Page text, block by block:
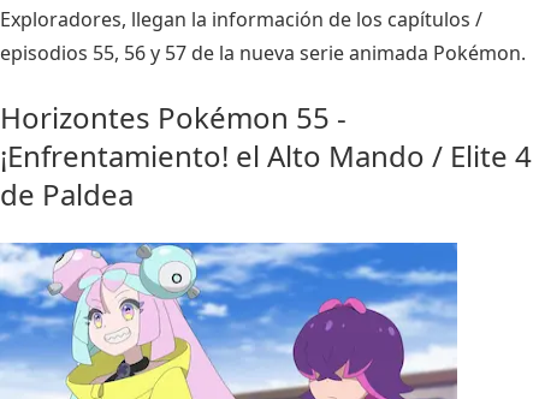
Exploradores, llegan la información de los capítulos /
episodios 55, 56 y 57 de la nueva serie animada Pokémon.
Horizontes Pokémon 55 -
¡Enfrentamiento! el Alto Mando / Elite 4
de Paldea